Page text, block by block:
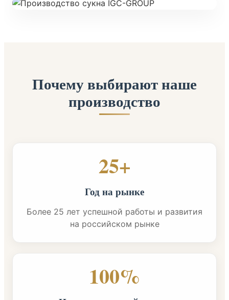
Почему выбирают наше
производство
25+
Год на рынке
Более 25 лет успешной работы и развития
на российском рынке
100%